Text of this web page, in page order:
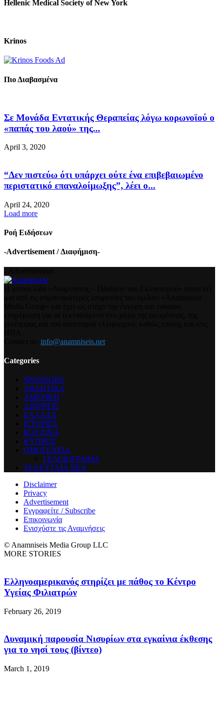
Hellenic Medical Society of New York
Krinos
Πιο Διαβασμένα
Σε Μονάδα Εντατικής Θεραπείας λόγω κορωνοϊού ο
«παπάς του λαού» της...
April 3, 2020
“Δεν πιστεύω ότι υπάρχει ούτε ένα επιβεβαιωμένο
περιστατικό επαναλοίμωξης”, λέει ο...
April 24, 2020
Load more
Ροή Ειδήσεων
-Advertisement / Διαφήμιση-
info@anamniseis.net
Categories
SPONSORS
ΑΘΛΗΤΙΚΑ
ΑΜΕΡΙΚΗ
ΑΠΟΨΕΙΣ
ΕΛΛΑΔΑ
ΙΣΤΟΡΙΕΣ
ΚΟΥΖΙΝΑ
ΚΥΠΡΟΣ
ΟΜΟΓΕΝΕΙΑ
ΓΕΛΟΙΟΓΡΑΦΙΑ
ΤΕΛΕΥΤΑΙΑ ΝΕΑ
Disclaimer
Privacy
Advertisement
Εγγραφείτε / Subscribe
Επικοινωνία
Ενισχύστε τις Αναμνήσεις
© Anamniseis Media Group LLC
MORE STORIES
Ελληνοαμερικανός στηρίζει με πάθος το Κέντρο
Υγείας Φιλιατρών
February 26, 2019
Δυναμική παρουσία Νισυρίων στα εγκαίνια έκθεσης
για το νησί τους (βίντεο)
March 1, 2019